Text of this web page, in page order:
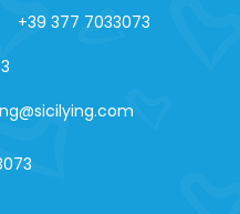
+39 377 7033073